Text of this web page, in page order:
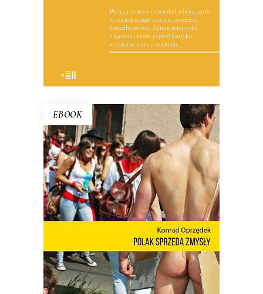
39.00zł 19.50zł
EBOOK
POLAK SPRZEDA ZMYSŁY
Nie ma o Polsce takich książek jak
debiut Konrada Oprzędka. Wariackich,
ale pogodnych. Smutnych, ale nie
przygnębiających. Ta błyskotliwa książka
pokazuje, kim są Polacy, kiedy nie
muszą być sobą.